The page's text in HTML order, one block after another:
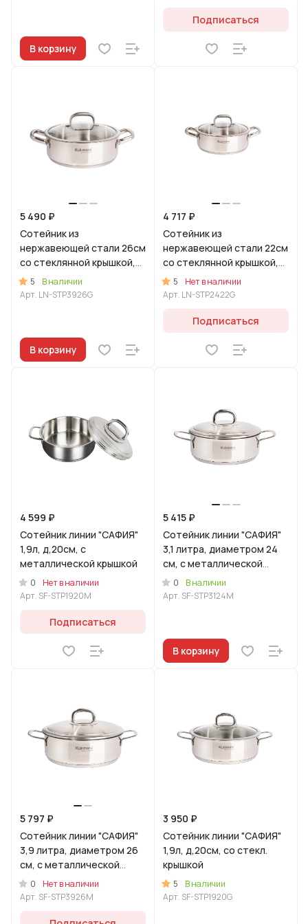
В корзину
Подписаться
5 490 ₽
Сотейник из
нержавеющей стали 26см
со стеклянной крышкой,
линия "Леон"
5
В наличии
Арт. LN-STP3926G
В корзину
4 717 ₽
Сотейник из
нержавеющей стали 22см
со стеклянной крышкой,
линия "Леон"
5
Нет в наличии
Арт. LN-STP2422G
Подписаться
4 599 ₽
Сотейник линии "САФИЯ"
1,9л, д,20см, с
металлической крышкой
0
Нет в наличии
Арт. SF-STP1920M
Подписаться
5 415 ₽
Сотейник линии "САФИЯ"
3,1 литра, диаметром 24
см, с металлической
крышкой
0
В наличии
Арт. SF-STP3124M
В корзину
5 797 ₽
Сотейник линии "САФИЯ"
3,9 литра, диаметром 26
см, с металлической
крышкой
0
Нет в наличии
Арт. SF-STP3926M
3 950 ₽
Сотейник линии "САФИЯ"
1,9л, д,20см, со стекл.
крышкой
5
В наличии
Арт. SF-STP1920G